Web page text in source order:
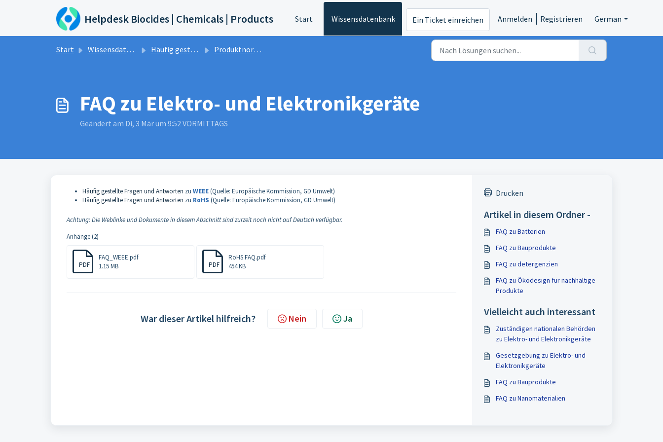
Zum hauptsächlichen Inhalt gehen
Helpdesk Biocides | Chemicals | Products Start Wissensdatenbank Ein Ticket einreichen Anmelden Registrieren German
Start Wissensdatenbank Häufig gestellte Fragen und Antworten Produktnormen
FAQ zu Elektro- und Elektronikgeräte
Geändert am Di, 3 Mär um 9:52 VORMITTAGS
Häufig gestellte Fragen und Antworten zu WEEE(Quelle: Europäische Kommission, GD Umwelt)
Häufig gestellte Fragen und Antworten zu RoHS (Quelle: Europäische Kommission, GD Umwelt)
Achtung: Die Weblinke und Dokumente in diesem Abschnitt sind zurzeit noch nicht auf Deutsch verfügbar.
Anhänge (2)
PDF
FAQ_WEEE.pdf
1.15 MB
PDF
RoHS FAQ.pdf
454 KB
War dieser Artikel hilfreich? Nein Ja
Drucken
Artikel in diesem Ordner -
FAQ zu Batterien
FAQ zu Bauprodukte
FAQ zu detergenzien
FAQ zu Ökodesign für nachhaltige
Produkte
Vielleicht auch interessant
Zuständigen nationalen Behörden
zu Elektro- und Elektronikgeräte
Gesetzgebung zu Elektro- und
Elektronikgeräte
FAQ zu Bauprodukte
FAQ zu Nanomaterialien